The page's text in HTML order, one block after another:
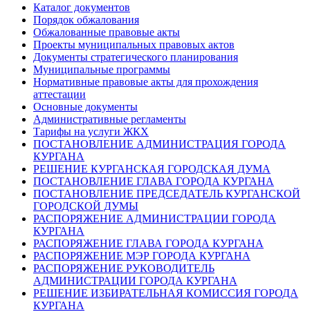
Каталог документов
Порядок обжалования
Обжалованные правовые акты
Проекты муниципальных правовых актов
Документы стратегического планирования
Муниципальные программы
Нормативные правовые акты для прохождения
аттестации
Основные документы
Административные регламенты
Тарифы на услуги ЖКХ
ПОСТАНОВЛЕНИЕ АДМИНИСТРАЦИЯ ГОРОДА
КУРГАНА
РЕШЕНИЕ КУРГАНСКАЯ ГОРОДСКАЯ ДУМА
ПОСТАНОВЛЕНИЕ ГЛАВА ГОРОДА КУРГАНА
ПОСТАНОВЛЕНИЕ ПРЕДСЕДАТЕЛЬ КУРГАНСКОЙ
ГОРОДСКОЙ ДУМЫ
РАСПОРЯЖЕНИЕ АДМИНИСТРАЦИИ ГОРОДА
КУРГАНА
РАСПОРЯЖЕНИЕ ГЛАВА ГОРОДА КУРГАНА
РАСПОРЯЖЕНИЕ МЭР ГОРОДА КУРГАНА
РАСПОРЯЖЕНИЕ РУКОВОДИТЕЛЬ
АДМИНИСТРАЦИИ ГОРОДА КУРГАНА
РЕШЕНИЕ ИЗБИРАТЕЛЬНАЯ КОМИССИЯ ГОРОДА
КУРГАНА